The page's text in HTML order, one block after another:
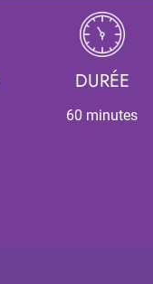
DURÉE
60 minutes